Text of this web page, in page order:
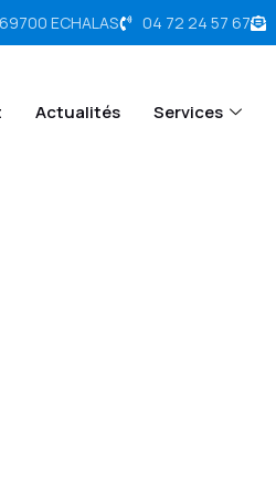
ECHALAS 04 72 24 57 67
Actualités Services